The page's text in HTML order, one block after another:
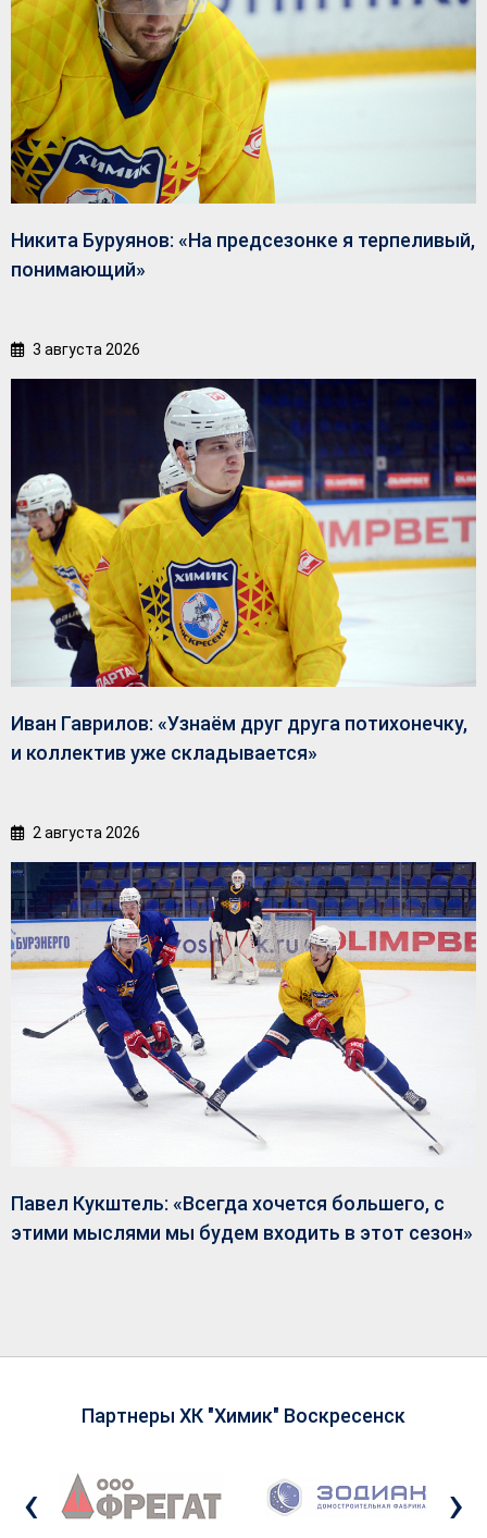
Никита Буруянов: «На предсезонке я терпеливый,
понимающий»
3 августа 2026
Иван Гаврилов: «Узнаём друг друга потихонечку,
и коллектив уже складывается»
2 августа 2026
Павел Кукштель: «Всегда хочется большего, с
этими мыслями мы будем входить в этот сезон»
Партнеры ХК "Химик" Воскресенск
‹ ›